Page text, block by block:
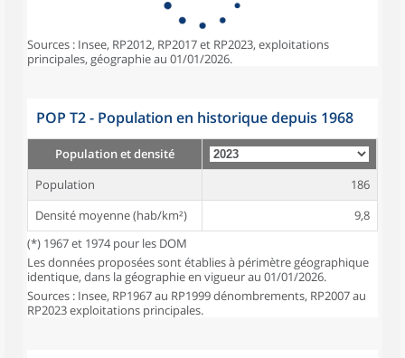
Sources : Insee, RP2012, RP2017 et RP2023, exploitations
principales, géographie au 01/01/2026.
POP T2 - Population en historique depuis 1968
Population et densité
Population
186
Densité moyenne (hab/km²)
9,8
(*) 1967 et 1974 pour les DOM
Les données proposées sont établies à périmètre géographique
identique, dans la géographie en vigueur au 01/01/2026.
Sources : Insee, RP1967 au RP1999 dénombrements, RP2007 au
RP2023 exploitations principales.